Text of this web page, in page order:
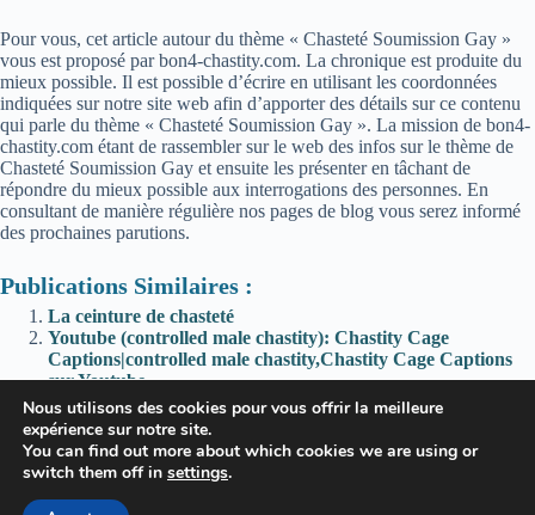
Pour vous, cet article autour du thème « Chasteté Soumission Gay »
vous est proposé par bon4-chastity.com. La chronique est produite du
mieux possible. Il est possible d’écrire en utilisant les coordonnées
indiquées sur notre site web afin d’apporter des détails sur ce contenu
qui parle du thème « Chasteté Soumission Gay ». La mission de bon4-
chastity.com étant de rassembler sur le web des infos sur le thème de
Chasteté Soumission Gay et ensuite les présenter en tâchant de
répondre du mieux possible aux interrogations des personnes. En
consultant de manière régulière nos pages de blog vous serez informé
des prochaines parutions.
Publications Similaires :
La ceinture de chasteté
Youtube (controlled male chastity): Chastity Cage
Captions|controlled male chastity,Chastity Cage Captions
sur Youtube
Affaire Abbé Pierre : « C’était la machine à cash… » Un
trop long silence nourri par son statut d’icône
chasteté,La chasteté : Quelles sont les limites ? sur Youtube
Nous utilisons des cookies pour vous offrir la meilleure
expérience sur notre site.
You can find out more about which cookies we are using or
switch them off in settings.